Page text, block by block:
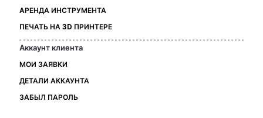
АРЕНДА ИНСТРУМЕНТА
ПЕЧАТЬ НА 3D ПРИНТЕРЕ
Аккаунт клиента
МОИ ЗАЯВКИ
ДЕТАЛИ АККАУНТА
ЗАБЫЛ ПАРОЛЬ